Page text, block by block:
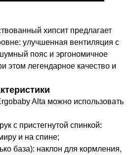
хипсит предлагает
улучшенная вентиляция с
пояс и эргономичное
этом легендарное качество и
Alta можно использовать
с пристегнутой спинкой:
и на спине;
база): наклон для кормления,